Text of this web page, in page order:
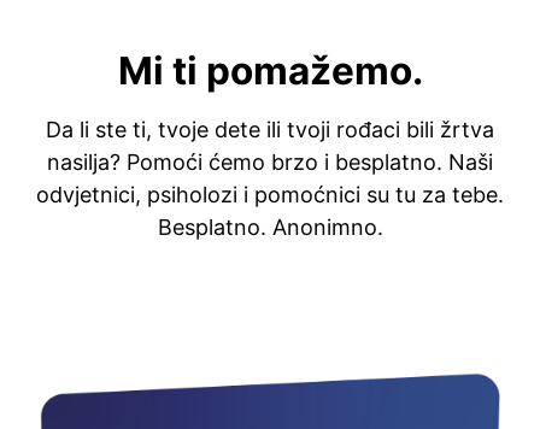
Mi ti pomažemo.
Da li ste ti, tvoje dete ili tvoji rođaci bili žrtva
nasilja? Pomoći ćemo brzo i besplatno. Naši
odvjetnici, psiholozi i pomoćnici su tu za tebe.
Besplatno. Anonimno.